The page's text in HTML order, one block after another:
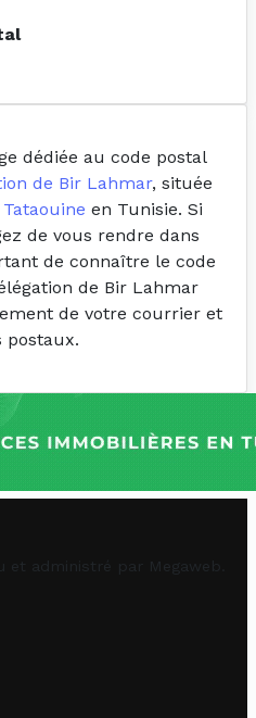
dédiée au code postal
de Bir Lahmar, située
en Tunisie. Si
de vous rendre dans
de connaître le code
de Bir Lahmar
de votre courrier et
postaux.
et administré par Megaweb